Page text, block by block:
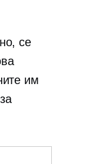
се
им